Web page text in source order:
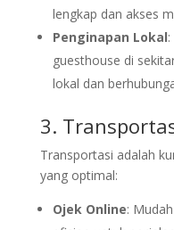
lengkap dan akses
Penginapan Lokal
guesthouse di
lokal dan
3.
Transportasi adalah
yang optimal:
Ojek Online: